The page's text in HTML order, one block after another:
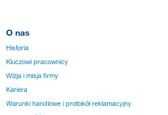
O nas
Historia
Kluczowi pracownicy
Wizja i misja firmy
Kariera
Warunki handlowe i protokół reklamacyjny